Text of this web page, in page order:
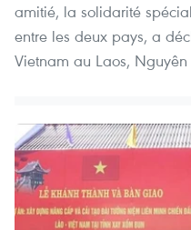
amitié, la solidarité
entre les deux pays, a
Vietnam au Laos,